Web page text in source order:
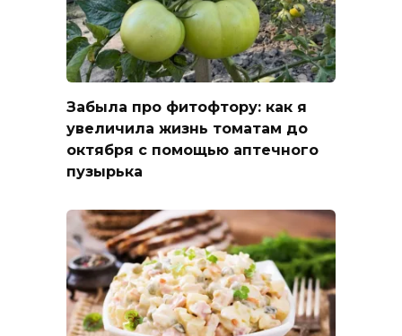
Забыла про фитофтору: как я
увеличила жизнь томатам до
октября с помощью аптечного
пузырька